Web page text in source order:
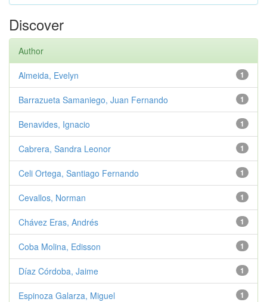
Discover
Author
1
Almeida, Evelyn
1
Barrazueta Samaniego, Juan Fernando
1
Benavides, Ignacio
1
Cabrera, Sandra Leonor
1
Celi Ortega, Santiago Fernando
1
Cevallos, Norman
1
Chávez Eras, Andrés
1
Coba Molina, Edisson
1
Díaz Córdoba, Jaime
1
Espinoza Galarza, Miguel